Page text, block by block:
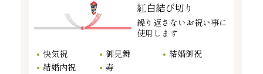
紅白結び切り
繰り返さないお祝い事に
使用します
快気祝
御見舞
結婚御祝
結婚内祝
寿